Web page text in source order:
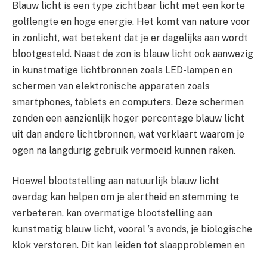
Blauw licht is een type zichtbaar licht met een korte
golflengte en hoge energie. Het komt van nature voor
in zonlicht, wat betekent dat je er dagelijks aan wordt
blootgesteld. Naast de zon is blauw licht ook aanwezig
in kunstmatige lichtbronnen zoals LED-lampen en
schermen van elektronische apparaten zoals
smartphones, tablets en computers. Deze schermen
zenden een aanzienlijk hoger percentage blauw licht
uit dan andere lichtbronnen, wat verklaart waarom je
ogen na langdurig gebruik vermoeid kunnen raken.
Hoewel blootstelling aan natuurlijk blauw licht
overdag kan helpen om je alertheid en stemming te
verbeteren, kan overmatige blootstelling aan
kunstmatig blauw licht, vooral ’s avonds, je biologische
klok verstoren. Dit kan leiden tot slaapproblemen en